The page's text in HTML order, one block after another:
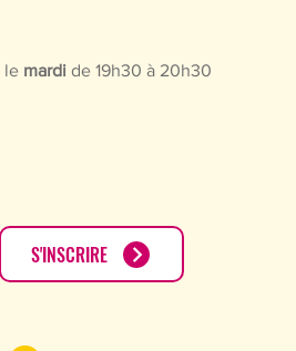
le mardi de 19h30 à 20h30
S'INSCRIRE